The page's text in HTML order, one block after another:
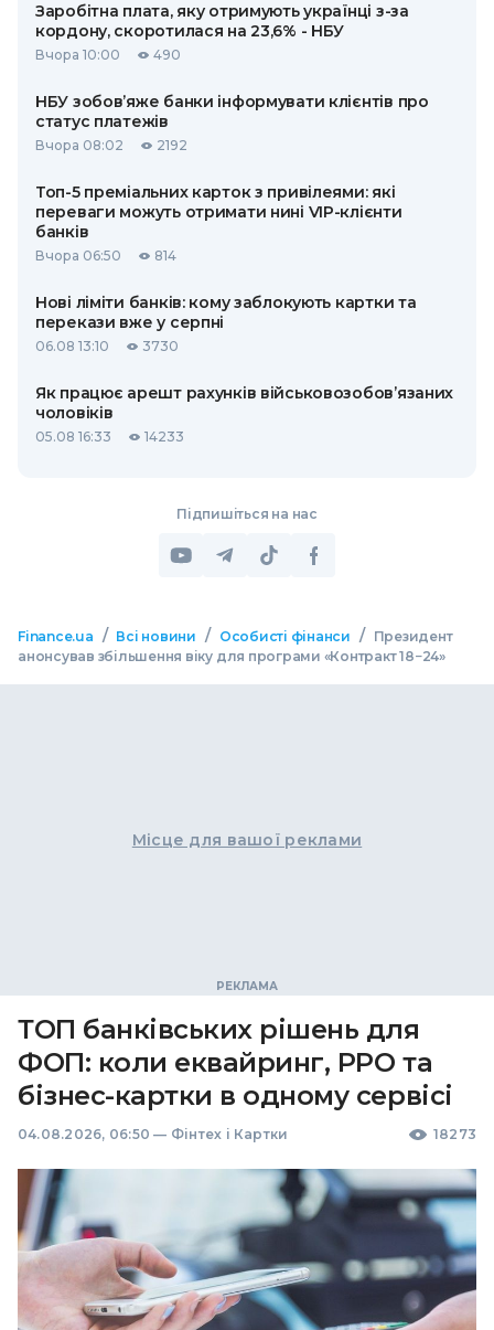
Заробітна плата, яку отримують українці з-за
кордону, скоротилася на 23,6% - НБУ
Вчора 10:00 490
НБУ зобов’яже банки інформувати клієнтів про
статус платежів
Вчора 08:02 2192
Топ-5 преміальних карток з привілеями: які
переваги можуть отримати нині VIP-клієнти
банків
Вчора 06:50 814
Нові ліміти банків: кому заблокують картки та
перекази вже у серпні
06.08 13:10 3730
Як працює арешт рахунків військовозобов’язаних
чоловіків
05.08 16:33 14233
Підпишіться на нас
Finance.ua / Всі новини / Особисті фінанси /
Президент
анонсував збільшення віку для програми «Контракт 18−24»
Місце для вашої реклами
ТОП банківських рішень для
ФОП: коли еквайринг, РРО та
бізнес-картки в одному сервісі
04.08.2026, 06:50 — Фінтех і Картки 18273